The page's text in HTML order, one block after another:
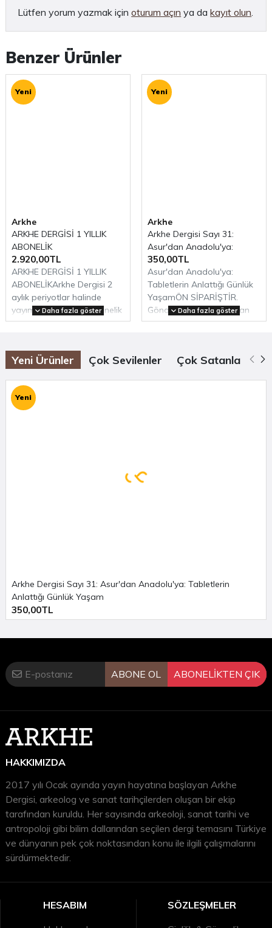
Vitrindeki Fısıtlı: İzmir Kültür Sanat Fabrikası'nda
Arkeolojik Bir Karşılama
Prof. Dr. Emel Göksu ile Koruma ve Koruma
ziyaret etmeyi unutmayın.
Lütfen yorum yazmak içinoturum açın ya dakayıt olun.
Benzer Ürünler
Yeni
Arkhe
ARKHE DERGİSİ 1 YILLIK
ABONELİK
2.920,00TL
ARKHE DERGİSİ 1 YILLIK
ABONELİKArkhe Dergisi 2
aylık periyotlar halinde
yayımlanmaktadır. Abonelik
1..
Daha fazla göster
Yeni
Arkhe
Arkhe Dergisi Sayı 31:
Asur'dan Anadolu'ya:
Tabletlerin Anlattığı Günlük
Yaşam
350,00TL
Asur'dan Anadolu'ya:
Tabletlerin Anlattığı Günlük
YaşamÖN SİPARİŞTİR.
Gönderim 10.08.2026'dan
itibar..
Daha fazla göster
Yeni Ürünler Çok Sevilenler Çok Satanlar
Yeni
Arkhe Dergisi Sayı 31: Asur'dan Anadolu'ya: Tabletlerin
Anlattığı Günlük Yaşam
350,00TL
ABONE OL ABONELİKTEN ÇIK
HAKKIMIZDA
2017 yılı Ocak ayında yayın hayatına başlayan Arkhe
Dergisi, arkeolog ve sanat tarihçilerden oluşan bir ekip
tarafından kuruldu. Her sayısında arkeoloji, sanat tarihi ve
antropoloji gibi bilim dallarından seçilen dergi temasını Türkiye
ve dünyanın pek çok noktasından konu ile ilgili çalışmalarını
sürdürmektedir.
HESABIM
SÖZLEŞMELER